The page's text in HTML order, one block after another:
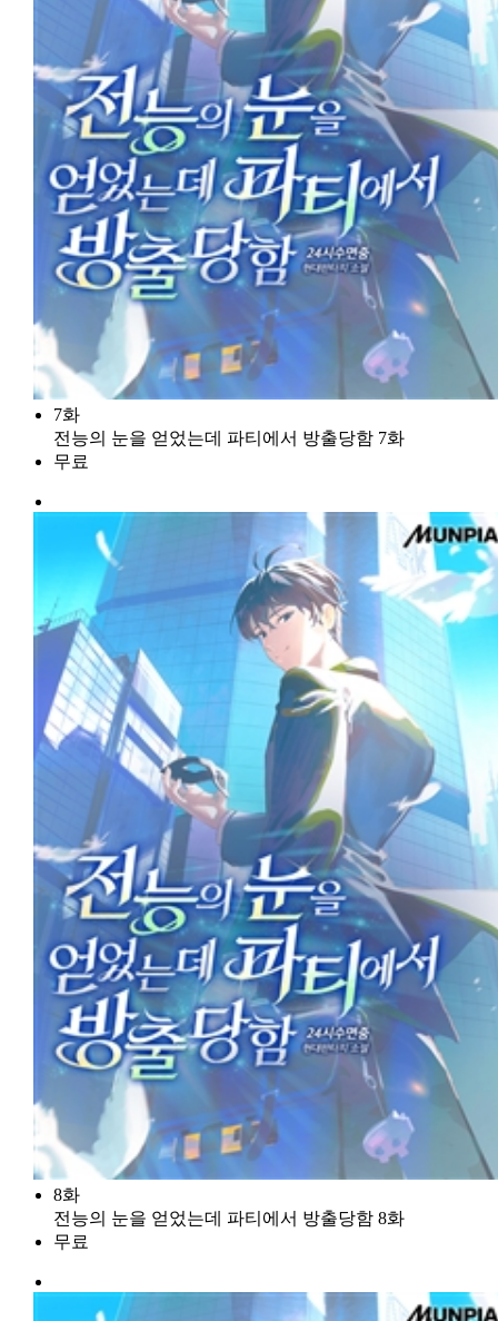
7화
전능의 눈을 얻었는데 파티에서 방출당함 7화
무료
8화
전능의 눈을 얻었는데 파티에서 방출당함 8화
무료